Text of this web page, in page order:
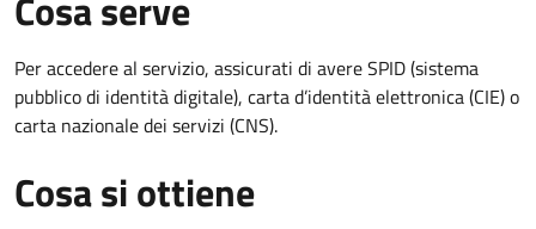
Per accedere al servizio, assicurati di avere SPID (sistema
pubblico di identità digitale), carta d’identità elettronica (CIE) o
carta nazionale dei servizi (CNS).
Cosa si ottiene